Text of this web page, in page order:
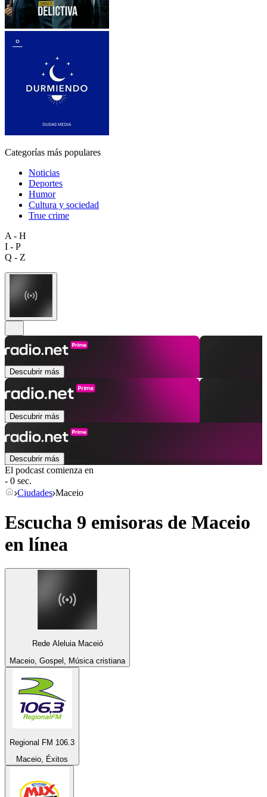
Categorías más populares
Noticias
Deportes
Humor
Cultura y sociedad
True crime
A - H
I - P
Q - Z
Descubrir más
Descubrir más
Descubrir más
El podcast comienza en
- 0 sec.
Ciudades Maceio
Escucha 9 emisoras de Maceio
en línea
Rede Aleluia Maceió
Maceio, Gospel, Música cristiana
Regional FM 106.3
Maceio, Éxitos